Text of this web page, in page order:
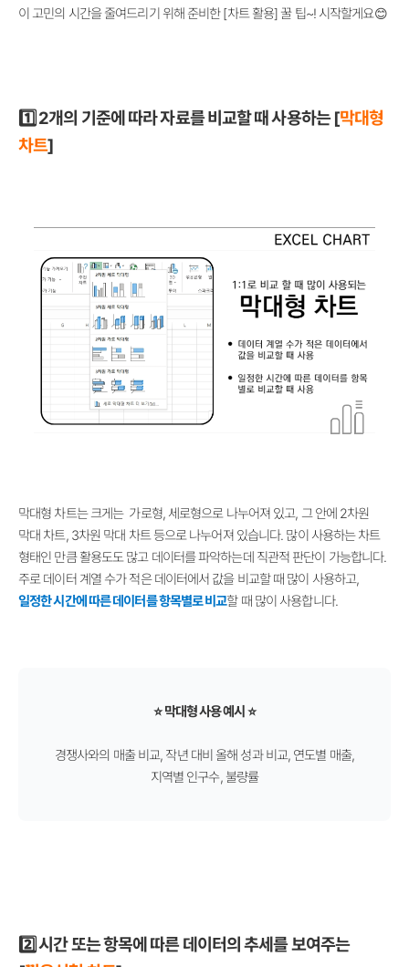
이 고민의 시간을 줄여드리기 위해 준비한 [차트 활용] 꿀 팁~! 시작할게요😊
1️⃣ 2개의 기준에 따라 자료를 비교할 때 사용하는 [막대형
차트]
막대형 차트는 크게는 가로형, 세로형으로 나누어져 있고, 그 안에 2차원
막대 차트, 3차원 막대 차트 등으로 나누어져 있습니다. 많이 사용하는 차트
형태인 만큼 활용도도 많고 데이터를 파악하는데 직관적 판단이 가능합니다.
주로 데이터 계열 수가 적은 데이터에서 값을 비교할 때 많이 사용하고,
일정한 시간에 따른 데이터를 항목별로 비교할 때 많이 사용합니다.
⭐ 막대형 사용 예시 ⭐
경쟁사와의 매출 비교, 작년 대비 올해 성과 비교, 연도별 매출,
지역별 인구수, 불량률
2️⃣ 시간 또는 항목에 따른 데이터의 추세를 보여주는